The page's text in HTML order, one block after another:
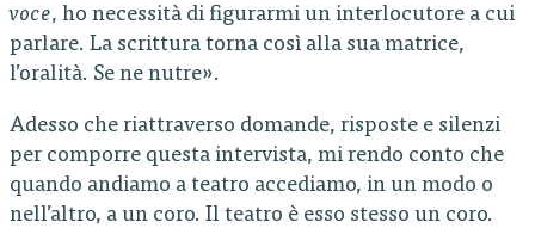
voce, ho necessità di figurarmi un interlocutore a cui
parlare. La scrittura torna così alla sua matrice,
l’oralità. Se ne nutre».
Adesso che riattraverso domande, risposte e silenzi
per comporre questa intervista, mi rendo conto che
quando andiamo a teatro accediamo, in un modo o
nell’altro, a un coro. Il teatro è esso stesso un coro.